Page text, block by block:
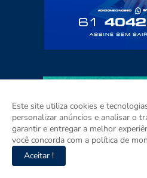
Este site utiliza cookies e
personalizar anúncios e analisar o
garantir e entregar a melhor
você concorda com a política de
Aceitar !